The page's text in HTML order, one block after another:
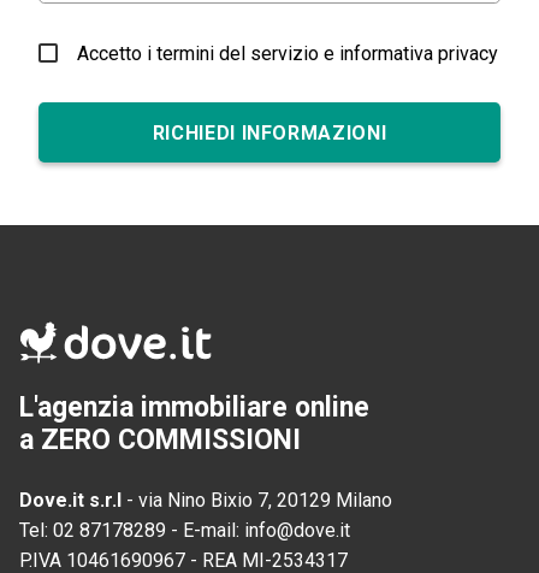
Accetto i termini del servizio e informativa privacy
RICHIEDI INFORMAZIONI
L'agenzia immobiliare online
a ZERO COMMISSIONI
Dove.it s.r.l - via Nino Bixio 7, 20129 Milano
Tel: 02 87178289 - E-mail: info@dove.it
P.IVA 10461690967 - REA MI-2534317